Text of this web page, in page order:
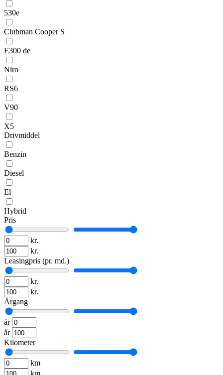
530e
Clubman Cooper S
E300 de
Niro
RS6
V90
X5
Drivmiddel
Benzin
Diesel
El
Hybrid
Pris
kr.
kr.
Leasingpris (pr. md.)
kr.
kr.
Årgang
år
år
Kilometer
km